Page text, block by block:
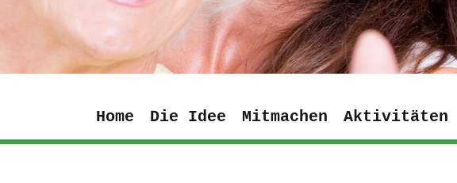
Home Die Idee Mitmachen Aktivitäten